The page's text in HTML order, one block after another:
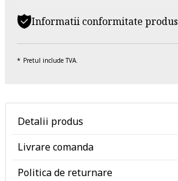
Informatii conformitate produs
Pretul include TVA.
Detalii produs
Livrare comanda
Politica de returnare